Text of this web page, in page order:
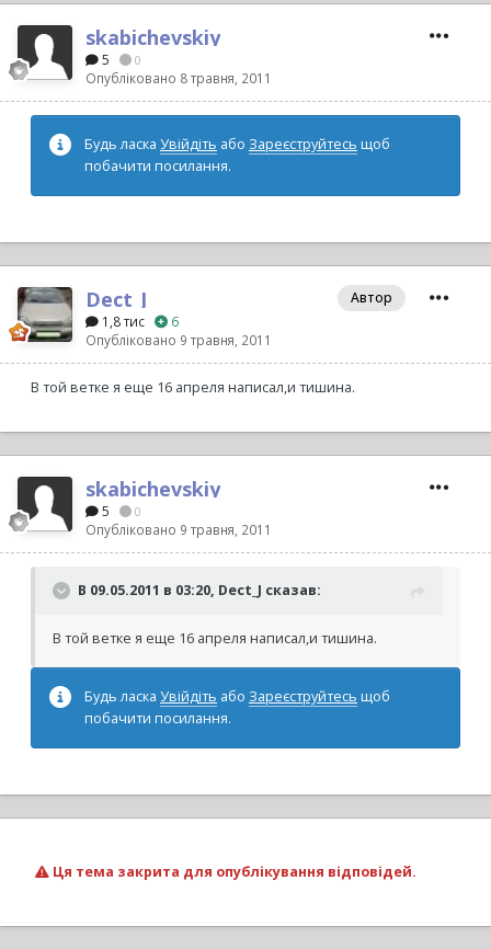
skabichevskiy
5 0
Опубліковано 8 травня, 2011
Будь ласка Увійдіть або Зареєструйтесь щоб
побачити посилання.
Dect_J
1,8 тис
6
Опубліковано 9 травня, 2011
Автор
В той ветке я еще 16 апреля написал,и тишина.
skabichevskiy
5 0
Опубліковано 9 травня, 2011
В 09.05.2011 в 03:20, Dect_J сказав:
В той ветке я еще 16 апреля написал,и тишина.
Будь ласка Увійдіть або Зареєструйтесь щоб
побачити посилання.
Ця тема закрита для опублікування відповідей.